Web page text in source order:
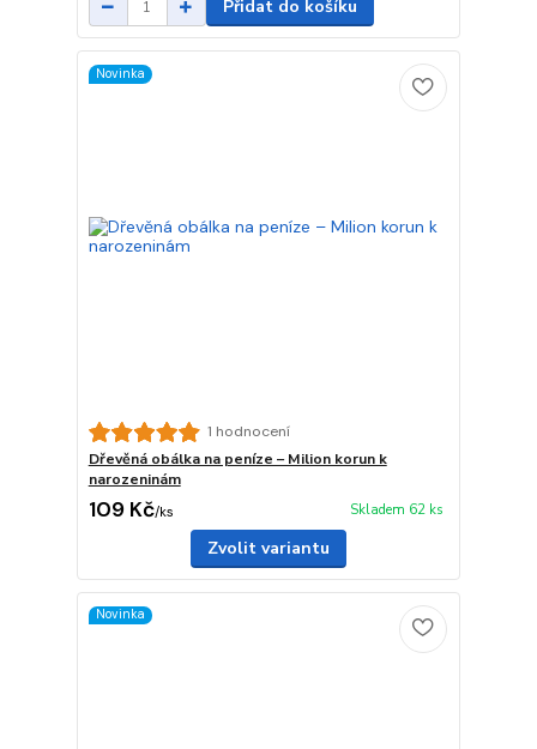
Přidat do košíku
Novinka
1 hodnocení
Dřevěná obálka na peníze – Milion korun k
narozeninám
109 Kč/ks Skladem 62 ks
Zvolit variantu
Novinka